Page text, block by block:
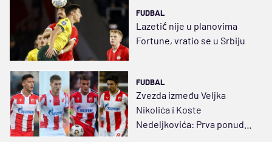
FUDBAL
Lazetić nije u planovima
Fortune, vratio se u Srbiju
FUDBAL
Zvezda između Veljka
Nikolića i Koste
Nedeljkovića: Prva ponuda